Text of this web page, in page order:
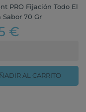
PRO Fijación Todo El
Sabor 70 Gr
€
AL CARRITO